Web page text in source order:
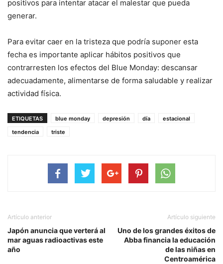
positivos para intentar atacar el malestar que pueda
generar.
Para evitar caer en la tristeza que podría suponer esta
fecha es importante aplicar hábitos positivos que
contrarresten los efectos del Blue Monday: descansar
adecuadamente, alimentarse de forma saludable y realizar
actividad física.
ETIQUETAS blue monday depresión día
estacional
tendencia
triste
Artículo anterior
Japón anuncia que verterá al
mar aguas radioactivas este
año
Artículo siguiente
Uno de los grandes éxitos de
Abba financia la educación
de las niñas en
Centroamérica